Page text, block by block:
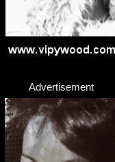
Advertisement